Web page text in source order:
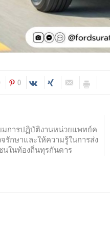
0
มการปฏิบัติงานหน่วยแพทย์ค
รักษาและให้ความรู้ในการส่ง
นในท้องถิ่นทุรกันดาร